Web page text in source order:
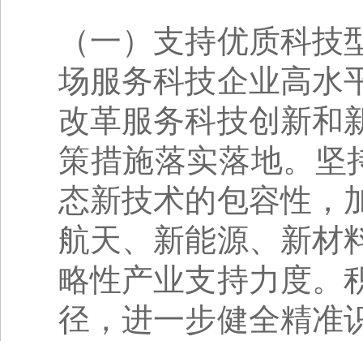
（一）支持优质科
场服务科技企业高水
改革服务科技创新和
策措施落实落地。坚
态新技术的包容性，
航天、新能源、新材
略性产业支持力度。
径，进一步健全精准